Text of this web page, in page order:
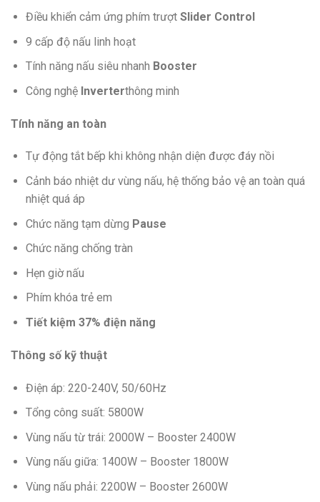
Điều khiển cảm ứng phím trượt Slider Control
9 cấp độ nấu linh hoạt
Tính năng nấu siêu nhanh Booster
Công nghệ Inverterthông minh
Tính năng an toàn
Tự động tắt bếp khi không nhận diện được đáy nồi
Cảnh báo nhiệt dư vùng nấu, hệ thống bảo vệ an toàn quá
nhiệt quá áp
Chức năng tạm dừng Pause
Chức năng chống tràn
Hẹn giờ nấu
Phím khóa trẻ em
Tiết kiệm 37% điện năng
Thông số kỹ thuật
Điện áp: 220-240V, 50/60Hz
Tổng công suất: 5800W
Vùng nấu từ trái: 2000W – Booster 2400W
Vùng nấu giữa: 1400W – Booster 1800W
Vùng nấu phải: 2200W – Booster 2600W